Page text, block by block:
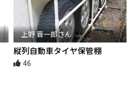
上野 晋一郎さん
縦列自動車タイヤ保管棚
46